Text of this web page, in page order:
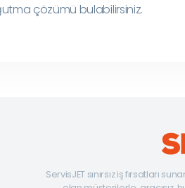
çözümü bulabilirsiniz.
ServisJET sınırsız iş fırsatları